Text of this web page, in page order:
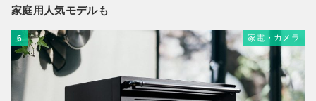
家庭用人気モデルも
6 家電・カメラ